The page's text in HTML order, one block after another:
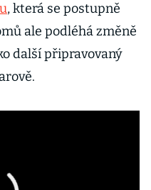
, která se postupně
ale podléhá změně
další připravovaný